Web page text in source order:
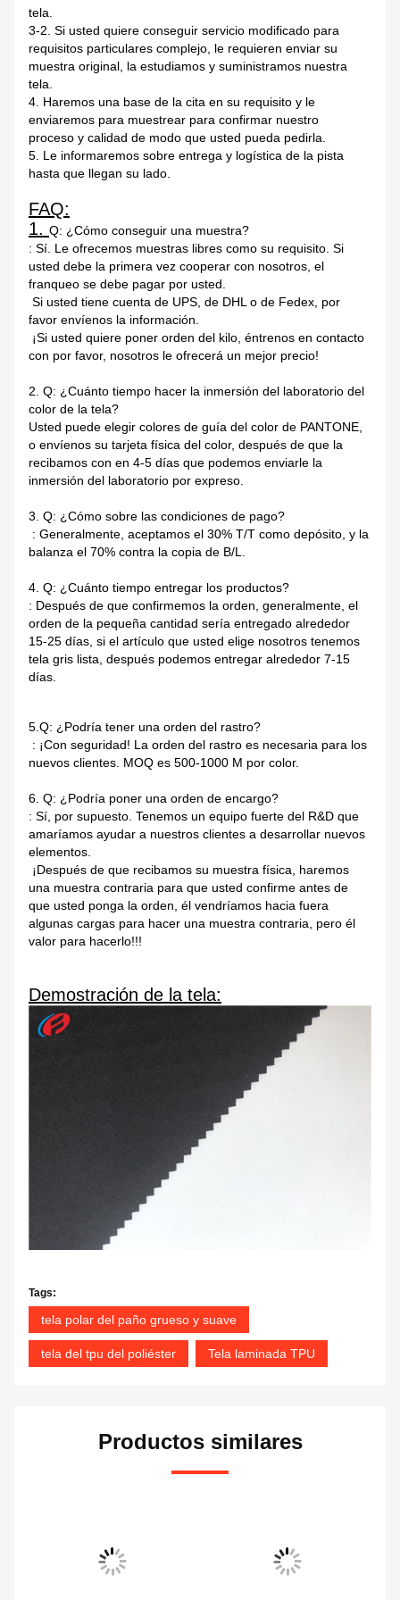
tela.
3-2. Si usted quiere conseguir servicio modificado para
requisitos particulares complejo, le requieren enviar su
muestra original, la estudiamos y suministramos nuestra
tela.
4. Haremos una base de la cita en su requisito y le
enviaremos para muestrear para confirmar nuestro
proceso y calidad de modo que usted pueda pedirla.
5. Le informaremos sobre entrega y logística de la pista
hasta que llegan su lado.
FAQ:
1. Q: ¿Cómo conseguir una muestra?
: Sí. Le ofrecemos muestras libres como su requisito. Si
usted debe la primera vez cooperar con nosotros, el
franqueo se debe pagar por usted.
Si usted tiene cuenta de UPS, de DHL o de Fedex, por
favor envíenos la información.
¡Si usted quiere poner orden del kilo, éntrenos en contacto
con por favor, nosotros le ofrecerá un mejor precio!
2. Q: ¿Cuánto tiempo hacer la inmersión del laboratorio del
color de la tela?
Usted puede elegir colores de guía del color de PANTONE,
o envíenos su tarjeta física del color, después de que la
recibamos con en 4-5 días que podemos enviarle la
inmersión del laboratorio por expreso.
3. Q: ¿Cómo sobre las condiciones de pago?
: Generalmente, aceptamos el 30% T/T como depósito, y la
balanza el 70% contra la copia de B/L.
4. Q: ¿Cuánto tiempo entregar los productos?
: Después de que confirmemos la orden, generalmente, el
orden de la pequeña cantidad sería entregado alrededor
15-25 días, si el artículo que usted elige nosotros tenemos
tela gris lista, después podemos entregar alrededor 7-15
días.
5.Q: ¿Podría tener una orden del rastro?
: ¡Con seguridad! La orden del rastro es necesaria para los
nuevos clientes. MOQ es 500-1000 M por color.
6. Q: ¿Podría poner una orden de encargo?
: Sí, por supuesto. Tenemos un equipo fuerte del R&D que
amaríamos ayudar a nuestros clientes a desarrollar nuevos
elementos.
¡Después de que recibamos su muestra física, haremos
una muestra contraria para que usted confirme antes de
que usted ponga la orden, él vendríamos hacia fuera
algunas cargas para hacer una muestra contraria, pero él
valor para hacerlo!!!
Demostración de la tela:
Tags:
tela polar del paño grueso y suave
tela del tpu del poliéster Tela laminada TPU
Productos similares